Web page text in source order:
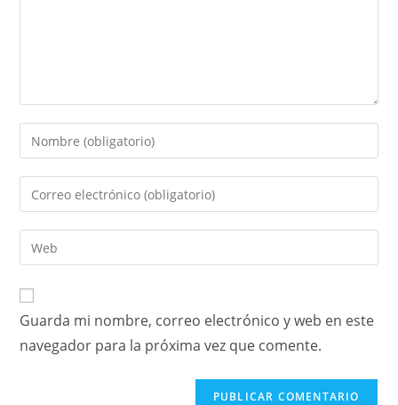
Guarda mi nombre, correo electrónico y web en este
navegador para la próxima vez que comente.